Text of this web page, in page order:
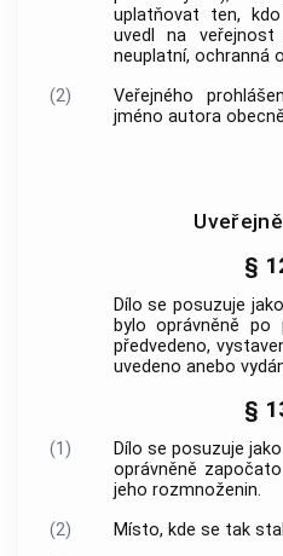
uplatňovat ten,
uvedl na
neuplatní, ochranná
(2)
Veřejného
jméno autora
§
Dílo se posuzuje
bylo oprávněně po
předvedeno,
uvedeno anebo
§
(1)
Dílo se posuzuje
oprávněně
jeho rozmnoženin.
(2)
Místo, kde se tak